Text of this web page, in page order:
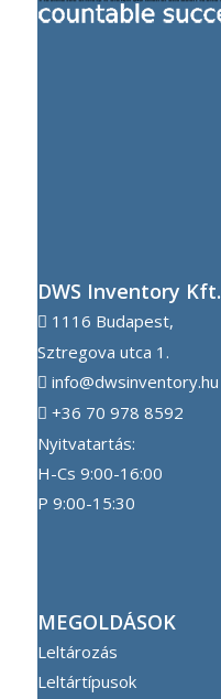
DWS Inventory Kft.
1116 Budapest,
Sztregova utca 1.
info@dwsinventory.hu
+36 70 978 8592
Nyitvatartás:
H-Cs 9:00-16:00
P 9:00-15:30
MEGOLDÁSOK
Leltározás
Leltártípusok